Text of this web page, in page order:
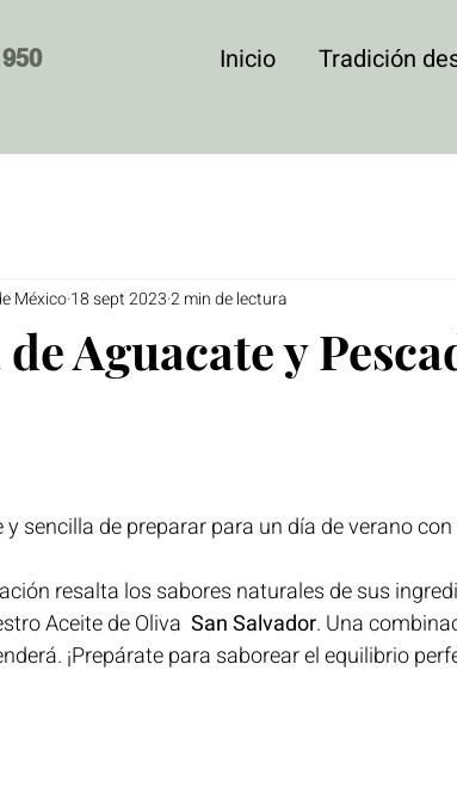
Inicio Tradición
Aguacate y
México18 sept 20232 min de lectura
sencilla de preparar para un día de verano
resalta los sabores naturales de sus
Aceite de Oliva San Salvador. Una
¡Prepárate para saborear el equilibrio